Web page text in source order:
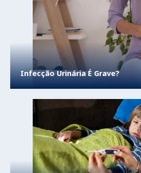
Infecção Urinária É Grave?